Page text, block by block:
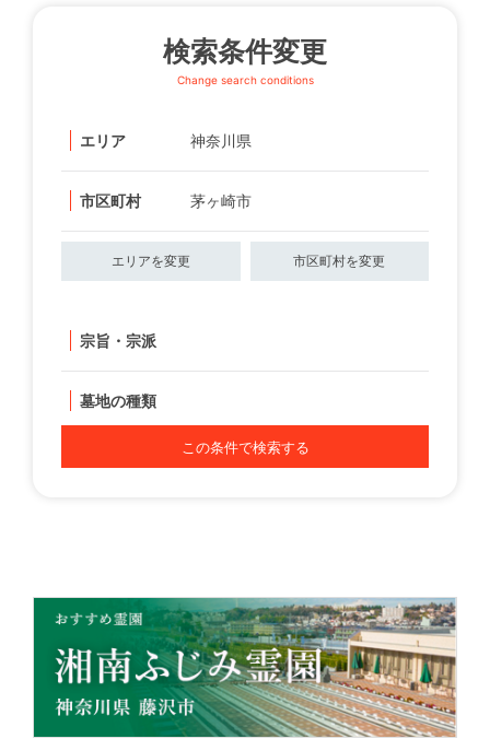
検索条件変更
Change search conditions
エリア 神奈川県
市区町村 茅ヶ崎市
エリアを変更 市区町村を変更
宗旨・宗派
墓地の種類
この条件で検索する